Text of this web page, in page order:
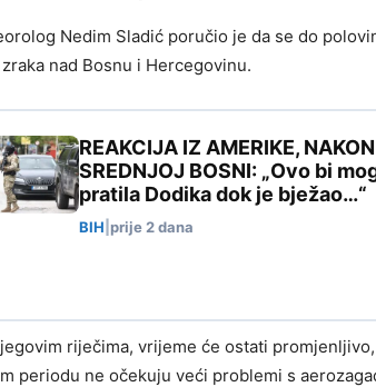
Nedim Sladić poručio je da se do
nad Bosnu i Hercegovinu.
REAKCIJA IZ AMERIKE,
SREDNJOJ BOSNI: „Ovo bi
pratila Dodika dok je bježao…“
BIH prije 2 dana
riječima, vrijeme će ostati
periodu ne očekuju veći problemi s